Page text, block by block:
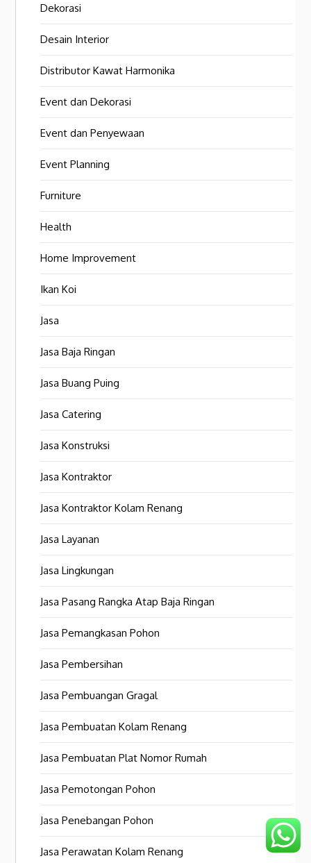
Dekorasi
Desain Interior
Distributor Kawat Harmonika
Event dan Dekorasi
Event dan Penyewaan
Event Planning
Furniture
Health
Home Improvement
Ikan Koi
Jasa
Jasa Baja Ringan
Jasa Buang Puing
Jasa Catering
Jasa Konstruksi
Jasa Kontraktor
Jasa Kontraktor Kolam Renang
Jasa Layanan
Jasa Lingkungan
Jasa Pasang Rangka Atap Baja Ringan
Jasa Pemangkasan Pohon
Jasa Pembersihan
Jasa Pembuangan Gragal
Jasa Pembuatan Kolam Renang
Jasa Pembuatan Plat Nomor Rumah
Jasa Pemotongan Pohon
Jasa Penebangan Pohon
Jasa Perawatan Kolam Renang